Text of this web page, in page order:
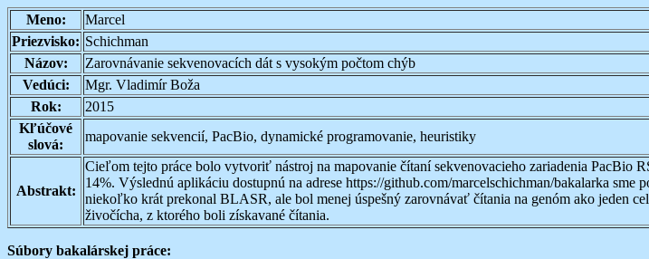
Meno:
Marcel
Priezvisko: Schichman
Názov:
Zarovnávanie sekvenovacích dát s vysokým počtom chýb
Vedúci:
Mgr. Vladimír Boža
Rok:
2015
Kľúčové
slová:
mapovanie sekvencií, PacBio, dynamické programovanie, heuristiky
Abstrakt:
Cieľom tejto práce bolo vytvoriť nástroj na mapovanie čítaní sekvenovacieho zariadenia PacBio
14%. Výslednú aplikáciu dostupnú na adrese https://github.com/marcelschichman/bakalarka
niekoľko krát prekonal BLASR, ale bol menej úspešný zarovnávať čítania na genóm ako jeden
živočícha, z ktorého boli získavané čítania.
Súbory bakalárskej práce: